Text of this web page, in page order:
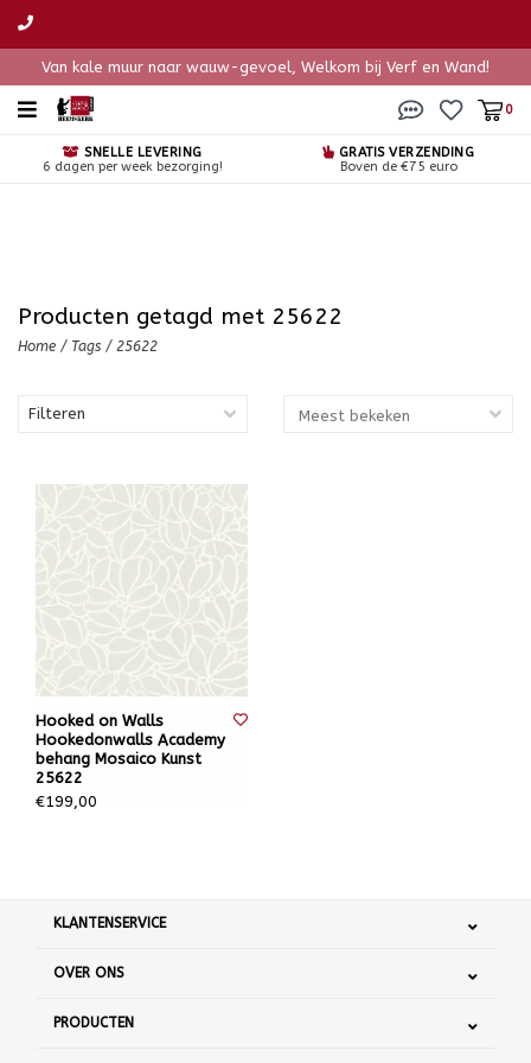
Van kale muur naar wauw-gevoel, Welkom bij Verf en Wand!
0
SNELLE LEVERING
6 dagen per week bezorging!
GRATIS VERZENDING
Boven de €75 euro
Producten getagd met 25622
Home / Tags / 25622
Filteren
Hooked on Walls
Hookedonwalls Academy
behang Mosaico Kunst
25622
€199,00
KLANTENSERVICE
OVER ONS
PRODUCTEN